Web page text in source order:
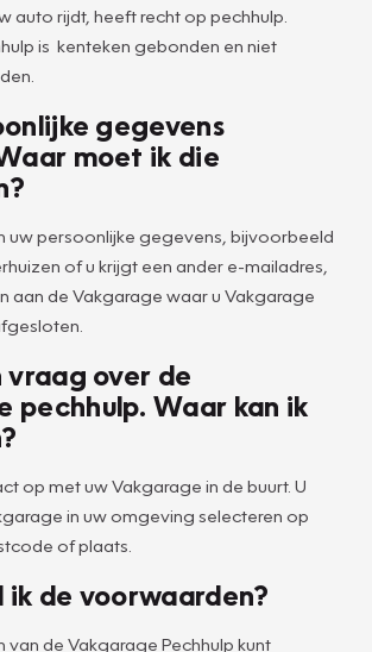
auto rijdt, heeft recht op pechhulp.
is kenteken gebonden en niet
gegevens
moet ik die
uw persoonlijke gegevens, bijvoorbeeld
of u krijgt een ander e-mailadres,
aan de Vakgarage waar u Vakgarage
vraag over de
pechhulp. Waar kan ik
op met uw Vakgarage in de buurt. U
in uw omgeving selecteren op
of plaats.
ik de voorwaarden?
de Vakgarage Pechhulp kunt